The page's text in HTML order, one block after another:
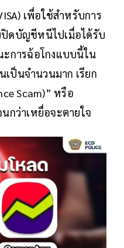
เพื่อใช้สำหรับการ
ดบัญชีหนีไปเมื่อได้รับ
ะการฉ้อโกงแบบนี้ใน
ป็นจำนวนมาก เรียก
Scam)” หรือ
กว่าเหยื่อจะตายใจ